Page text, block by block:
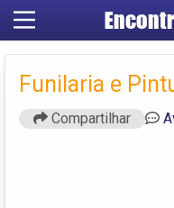
Funilaria e
Compartilhar